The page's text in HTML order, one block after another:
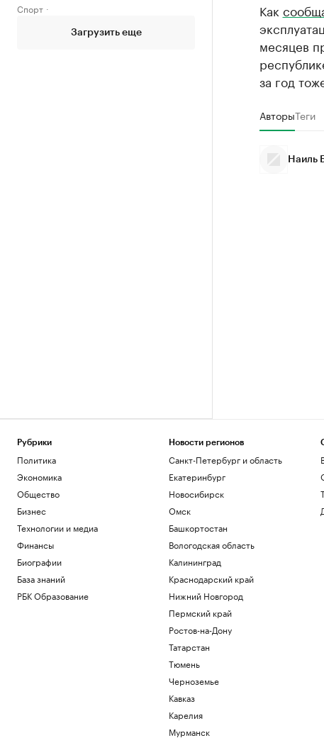
Спорт
Загрузить еще
Как
месяцев
за год
АвторыТеги
Наиль
Рубрики
Политика
Экономика
Общество
Бизнес
Технологии и медиа
Финансы
Биографии
База знаний
РБК Образование
Новости регионов
Санкт-Петербург и область
Екатеринбург
Новосибирск
Омск
Башкортостан
Вологодская область
Калининград
Краснодарский край
Нижний Новгород
Пермский край
Ростов-на-Дону
Татарстан
Тюмень
Черноземье
Кавказ
Карелия
Мурманск